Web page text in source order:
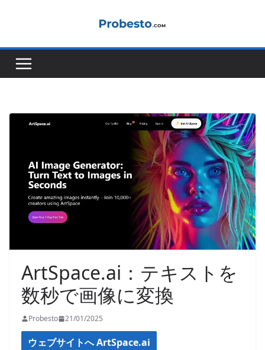
キ
ArtSpace.ai：テキストを
数秒で画像に変換
Probesto 21/01/2025
ウェブサイトへ ArtSpace.ai